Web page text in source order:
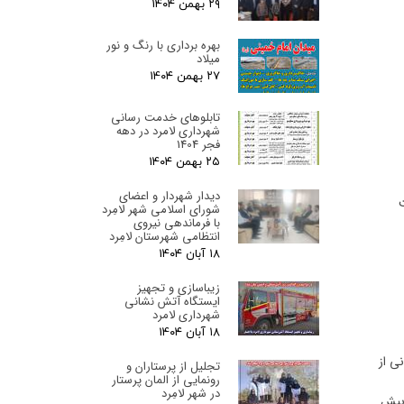
از
۲۹ بهمن ۰۴
بهره برداری با رنگ و نور
میلاد
۲۷ بهمن ۰۴
تابلوهای خدمت رسانی
شهرداری لامرد در دهه
فجر 1404
۲۵ بهمن ۰۴
دیدار شهردار و اعضای
شورای اسلامی شهر لامِرد
با فرماندهی نیروی
انتظامی شهرستان لامِرد
۱۸ آبان ۰۴
زیباسازی و تجهیز
ایستگاه آتش نشانی
شهرداری لامرد
۱۸ آبان ۰۴
تجلیل از پرستاران و
رونمایی از المان پرستار
در شهر لامِرد